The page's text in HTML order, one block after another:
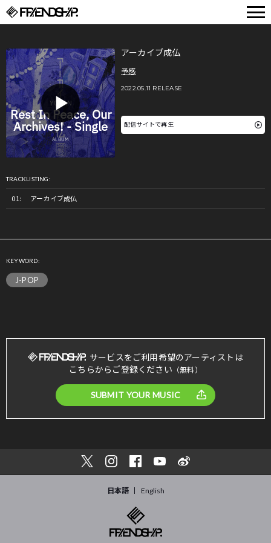
アーカイブ成仏
予感
2022.05.11 RELEASE
配信サイトで再生
TRACKLISTING:
アーカイブ成仏
KEYWORD:
J-POP
サービスをご利用希望のアーティストは
こちらからご登録ください （無料）
SUBMIT YOUR MUSIC
日本語 English